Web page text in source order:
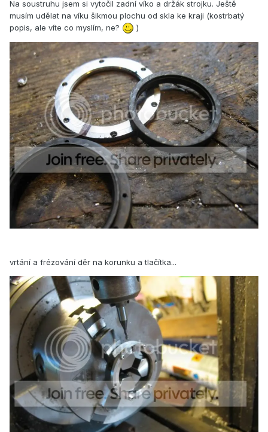
Na soustruhu jsem si vytočil zadní víko a držák strojku. Ještě
musím udělat na víku šikmou plochu od skla ke kraji (kostrbatý
popis, ale víte co myslím, ne?
)
vrtání a frézování děr na korunku a tlačítka...